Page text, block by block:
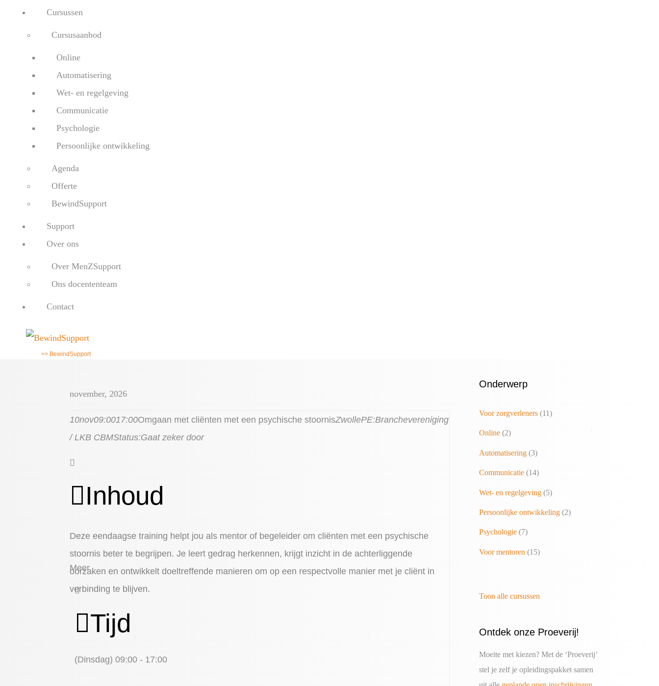
Cursussen
Cursusaanbod
Online
Automatisering
Wet- en regelgeving
Communicatie
Psychologie
Persoonlijke ontwikkeling
Agenda
Offerte
BewindSupport
Support
Over ons
Over MenZSupport
Ons docententeam
Contact
>> BewindSupport
november, 2026
10nov09:0017:00Omgaan met cliënten met een psychische stoornisZwollePE:Branchevereniging
/ LKB CBMStatus:Gaat zeker door
Inhoud
Deze eendaagse training helpt jou als mentor of begeleider om cliënten met een psychische
stoornis beter te begrijpen. Je leert gedrag herkennen, krijgt inzicht in de achterliggende
oorzaken en ontwikkelt doeltreffende manieren om op een respectvolle manier met je cliënt in
verbinding te blijven.
Meer
Tijd
(Dinsdag) 09:00 - 17:00
Onderwerp
Voor zorgverleners (11)
Online (2)
Automatisering (3)
Communicatie (14)
Wet- en regelgeving (5)
Persoonlijke ontwikkeling (2)
Psychologie (7)
Voor mentoren (15)
Toon alle cursussen
Ontdek onze Proeverij!
Moeite met kiezen? Met de ‘Proeverij’
stel je zelf je opleidingspakket samen